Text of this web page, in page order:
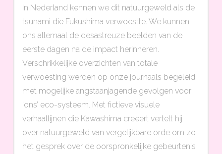
In Nederland kennen we dit natuurgeweld als de
tsunami die Fukushima verwoestte. We kunnen
ons allemaal de desastreuze beelden van de
eerste dagen na de impact herinneren.
Verschrikkelijke overzichten van totale
verwoesting werden op onze journaals begeleid
met mogelijke angstaanjagende gevolgen voor
‘ons’ eco-systeem. Met fictieve visuele
verhaallijnen die Kawashima creëert vertelt hij
over natuurgeweld van vergelijkbare orde om zo
het gesprek over de oorspronkelijke gebeurtenis